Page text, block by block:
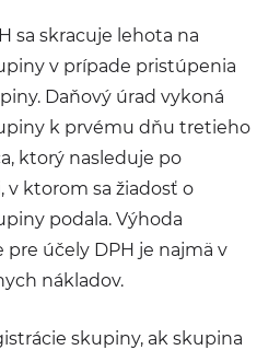
sa skracuje lehota na
v prípade pristúpenia
Daňový úrad vykoná
k prvému dňu tretieho
ktorý nasleduje po
v ktorom sa žiadosť o
podala. Výhoda
účely DPH je najmä v
nákladov.
skupiny, ak skupina